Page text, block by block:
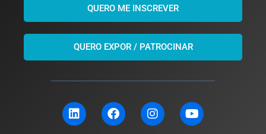
QUERO ME INSCREVER
QUERO EXPOR / PATROCINAR
L
i
F
a
I
n
Y
o